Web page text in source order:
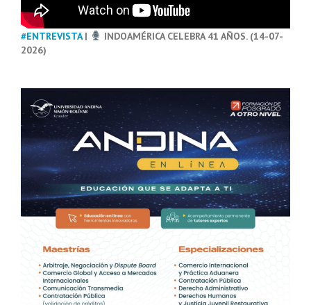
#ENTREVISTA|
INDOAMÉRICA CELEBRA 41 AÑOS. (14-07-
2026)